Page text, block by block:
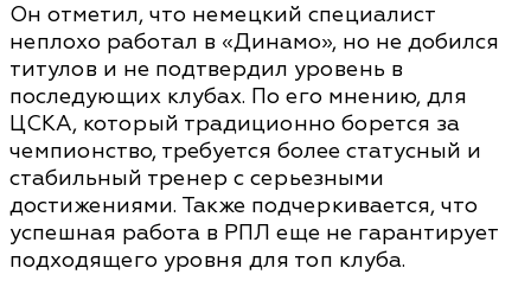
Он отметил, что немецкий специалист
неплохо работал в «Динамо», но не добился
титулов и не подтвердил уровень в
последующих клубах. По его мнению, для
ЦСКА, который традиционно борется за
чемпионство, требуется более статусный и
стабильный тренер с серьезными
достижениями. Также подчеркивается, что
успешная работа в РПЛ еще не гарантирует
подходящего уровня для топ клуба.